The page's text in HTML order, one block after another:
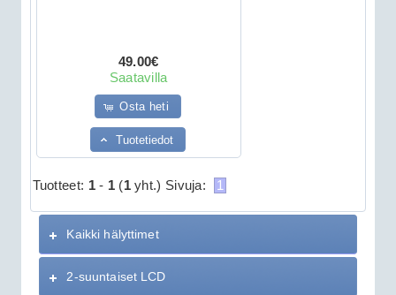
49.00€
Saatavilla
Osta heti
Tuotetiedot
Tuotteet: 1- 1 (1yht.) Sivuja: 1
Kaikki hälyttimet
2-suuntaiset LCD